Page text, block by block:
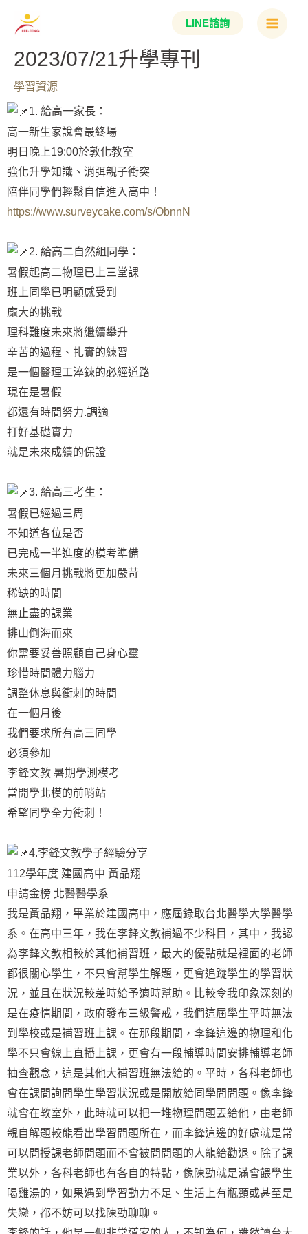
容
LINE諮詢
Main
2023/07/21升學專刊
學習資源
1. 給高一家長：
高一新生家說會最終場
明日晚上19:00於敦化教室
強化升學知識、消弭親子衝突
陪伴同學們輕鬆自信進入高中！
https://www.surveycake.com/s/ObnnN
2. 給高二自然組同學：
暑假起高二物理已上三堂課
班上同學已明顯感受到
龐大的挑戰
理科難度未來將繼續攀升
辛苦的過程、扎實的練習
是一個醫理工淬鍊的必經道路
現在是暑假
都還有時間努力.調適
打好基礎實力
就是未來成績的保證
3. 給高三考生：
暑假已經過三周
不知道各位是否
已完成一半進度的模考準備
未來三個月挑戰將更加嚴苛
稀缺的時間
無止盡的課業
排山倒海而來
你需要妥善照顧自己身心靈
珍惜時間體力腦力
調整休息與衝刺的時間
在一個月後
我們要求所有高三同學
必須參加
李鋒文教 暑期學測模考
當開學北模的前哨站
希望同學全力衝刺！
4.李鋒文教學子經驗分享
112學年度 建國高中 黃品翔
申請金榜 北醫醫學系
我是黃品翔，畢業於建國高中，應屆錄取台北醫學大學醫學
系。在高中三年，我在李鋒文教補過不少科目，其中，我認
為李鋒文教相較於其他補習班，最大的優點就是裡面的老師
都很關心學生，不只會幫學生解題，更會追蹤學生的學習狀
況，並且在狀況較差時給予適時幫助。比較令我印象深刻的
是在疫情期間，政府發布三級警戒，我們這屆學生平時無法
到學校或是補習班上課。在那段期間，李鋒這邊的物理和化
學不只會線上直播上課，更會有一段輔導時間安排輔導老師
抽查觀念，這是其他大補習班無法給的。平時，各科老師也
會在課間詢問學生學習狀況或是開放給同學問問題。像李鋒
就會在教室外，此時就可以把一堆物理問題丟給他，由老師
親自解題較能看出學習問題所在，而李鋒這邊的好處就是常
可以問授課老師問題而不會被問問題的人龍給勸退。除了課
業以外，各科老師也有各自的特點，像陳勁就是滿會餵學生
喝雞湯的，如果遇到學習動力不足、生活上有瓶頸或甚至是
失戀，都不妨可以找陳勁聊聊。